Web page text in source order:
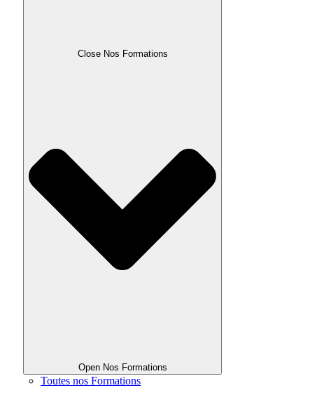
Close Nos Formations
Open Nos Formations
Toutes nos Formations